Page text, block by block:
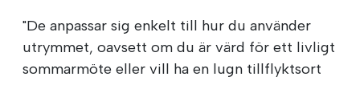
"De anpassar sig enkelt till hur du använder
utrymmet, oavsett om du är värd för ett livligt
sommarmöte eller vill ha en lugn tillflyktsort